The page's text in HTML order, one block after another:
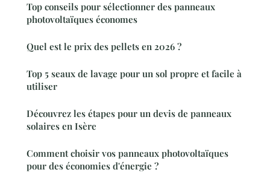
Top conseils pour sélectionner des panneaux
photovoltaïques économes
Quel est le prix des pellets en 2026 ?
Top 5 seaux de lavage pour un sol propre et facile à
utiliser
Découvrez les étapes pour un devis de panneaux
solaires en Isère
Comment choisir vos panneaux photovoltaïques
pour des économies d'énergie ?